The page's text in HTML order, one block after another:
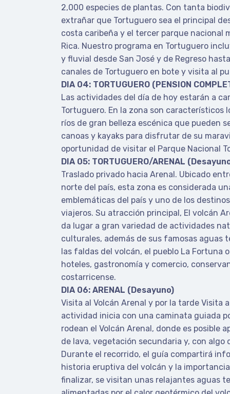
2,000 especies de plantas. Con tanta
extrañar que Tortuguero sea el principal
costa caribeña y el tercer parque nacional
Rica. Nuestro programa en Tortuguero
y fluvial desde San José y de Regreso
canales de Tortuguero en bote y visita al
DIA 04: TORTUGUERO (PENSION
Las actividades del día de hoy estarán a
Tortuguero. En la zona son característicos
ríos de gran belleza escénica que pueden
canoas y kayaks para disfrutar de su
oportunidad de visitar el Parque Nacional
DIA 05: TORTUGUERO/ARENAL
Traslado privado hacia Arenal. Ubicado
norte del país, esta zona es considerada
emblemáticas del país y uno de los
viajeros. Su atracción principal, El volcán
da lugar a gran variedad de actividades
culturales, además de sus famosas aguas
las faldas del volcán, el pueblo La Fortuna
hoteles, gastronomía y comercio,
costarricense.
DIA 06: ARENAL (Desayuno)
Visita al Volcán Arenal y por la tarde Visita
actividad inicia con una caminata guiada
rodean el Volcán Arenal, donde es posible
de lava, vegetación secundaria y, con algo
Durante el recorrido, el guía compartirá
historia eruptiva del volcán y la
finalizar, se visitan unas relajantes aguas